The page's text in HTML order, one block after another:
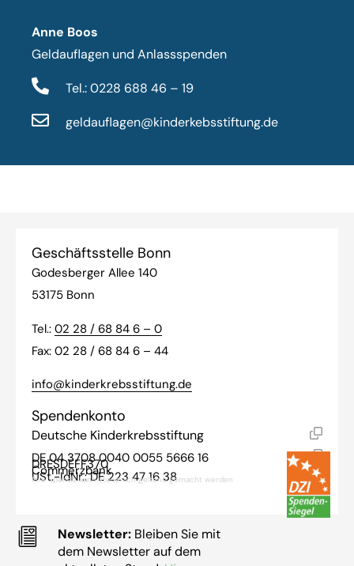
Anne Boos
Geldauflagen und Anlassspenden
Tel.: 0228 688 46 – 19
geldauflagen@kinderkebsstiftung.de
Geschäftsstelle Bonn
Godesberger Allee 140
53175 Bonn
Tel.: 02 28 / 68 84 6 – 0
Fax: 02 28 / 68 84 6 – 44
info@kinderkrebsstiftung.de
Spendenkonto
Deutsche Kinderkrebsstiftung
DE 04 3708 0040 0055 5666 16
DRESDEFF370
Commerzbank
USt.-IdNr.: DE 223 47 16 38
Ihre Spende kann steuerlich geltend gemacht werden
Newsletter:Bleiben Sie mit
dem Newsletter auf dem